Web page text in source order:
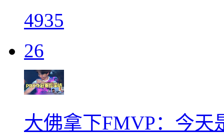
4935
26
大佛拿下FMVP：今天